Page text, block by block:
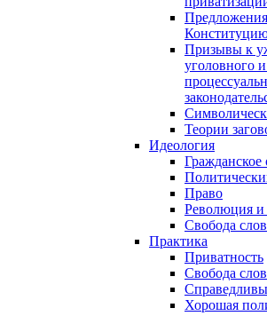
Предложения
Призывы к
уголовного
Теории
Идеология
Гражданское
Право
Революция и
Свобода
Практика
Приватность
Свобода
Хорошая